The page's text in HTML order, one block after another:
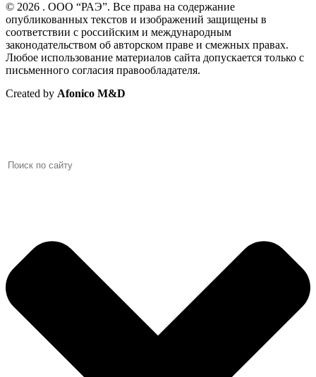
© 2026 . ООО “РАЭ”. Все права на содержание
опубликованных текстов и изображений защищены в
соответствии с российским и международным
законодательством об авторском праве и смежных правах.
Любое использование материалов сайта допускается только с
письменного согласия правообладателя.
Created by Afonico M&D